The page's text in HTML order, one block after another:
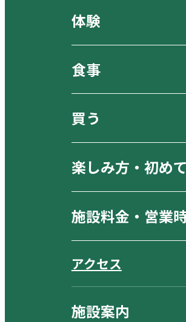
体験
食事
買う
楽しみ方・初め
施設料金・営業
アクセス
施設案内